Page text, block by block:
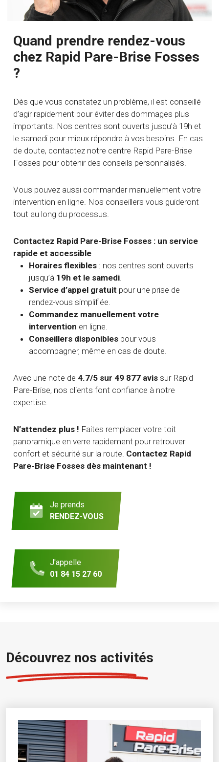
Quand prendre rendez-vous
chez Rapid Pare-Brise Fosses
?
Dès que vous constatez un problème, il est conseillé
d’agir rapidement pour éviter des dommages plus
importants. Nos centres sont ouverts jusqu’à 19h et
le samedi pour mieux répondre à vos besoins. En cas
de doute, contactez notre centre Rapid Pare-Brise
Fosses pour obtenir des conseils personnalisés.
Vous pouvez aussi commander manuellement votre
intervention en ligne. Nos conseillers vous guideront
tout au long du processus.
Contactez Rapid Pare-Brise Fosses : un service
rapide et accessible
Horaires flexibles : nos centres sont ouverts
jusqu’à 19h et le samedi.
Service d’appel gratuit pour une prise de
rendez-vous simplifiée.
Commandez manuellement votre
intervention en ligne.
Conseillers disponibles pour vous
accompagner, même en cas de doute.
Avec une note de 4.7/5 sur 49 877 avis sur Rapid
Pare-Brise, nos clients font confiance à notre
expertise.
N’attendez plus ! Faites remplacer votre toit
panoramique en verre rapidement pour retrouver
confort et sécurité sur la route. Contactez Rapid
Pare-Brise Fosses dès maintenant !
Je prends
RENDEZ-VOUS
J'appelle
01 84 15 27 60
Découvrez nos activités